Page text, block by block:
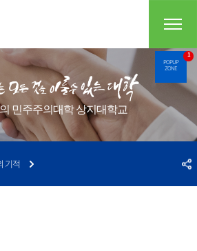
POPUP
ZONE
1
민주주의대학 상지대학교
기적